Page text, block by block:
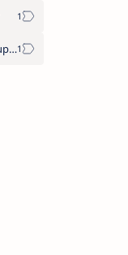
AI image upscaler